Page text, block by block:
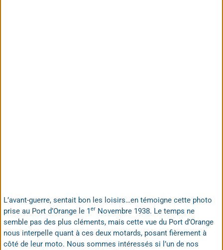
L’avant-guerre, sentait bon les loisirs…en témoigne cette photo
prise au Port d’Orange le 1er Novembre 1938. Le temps ne
semble pas des plus cléments, mais cette vue du Port d’Orange
nous interpelle quant à ces deux motards, posant fièrement à
côté de leur moto. Nous sommes intéressés si l’un de nos